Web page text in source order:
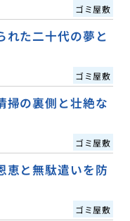
ゴミ屋敷
れた二十代の夢と
ゴミ屋敷
掃の裏側と壮絶な
ゴミ屋敷
恵と無駄遣いを防
ゴミ屋敷